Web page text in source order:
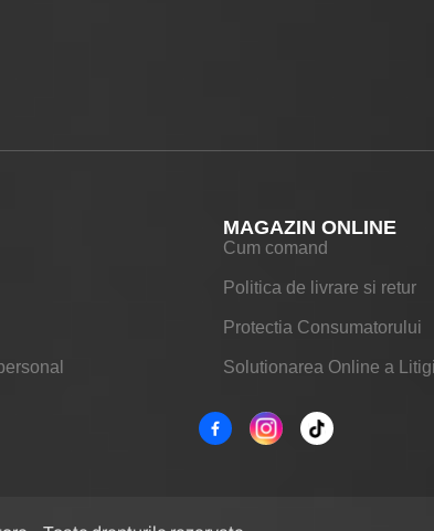
MAGAZIN ONLINE
Cum comand
Politica de livrare si retur
Protectia Consumatorului
Solutionarea Online a